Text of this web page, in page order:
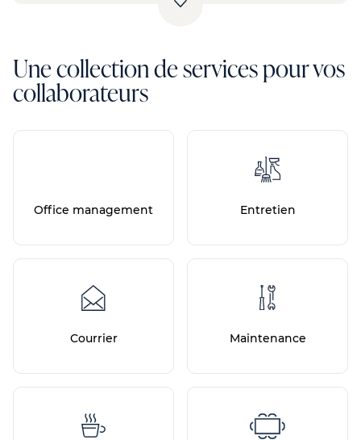
Une collection de services pour vos
collaborateurs
Office management Entretien
Courrier Maintenance